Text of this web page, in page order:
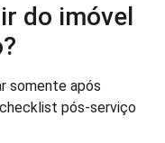
do imóvel
somente após
pós-serviço